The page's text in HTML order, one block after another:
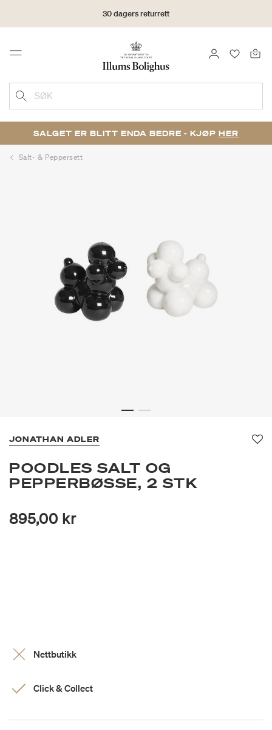
30 dagers returrett
Menu LOGG INN
SØK
SALGET ER BLITT ENDA BEDRE - KJØP HER
Salt- & Peppersett
JONATHAN ADLER
POODLES SALT OG
PEPPERBØSSE, 2 STK
895,00 kr
Nettbutikk
Click & Collect